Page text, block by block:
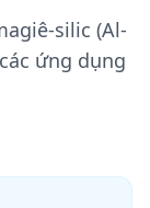
silic (Al-
ứng dụng